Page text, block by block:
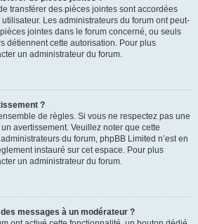
transférer des pièces jointes sont accordées
Les administrateurs du forum ont peut-
jointes dans le forum concerné, ou seuls
détiennent cette autorisation. Pour plus
un administrateur du forum.
?
de règles. Si vous ne respectez pas une
avertissement. Veuillez noter que cette
du forum, phpBB Limited n’est en
instauré sur cet espace. Pour plus
un administrateur du forum.
messages à un modérateur ?